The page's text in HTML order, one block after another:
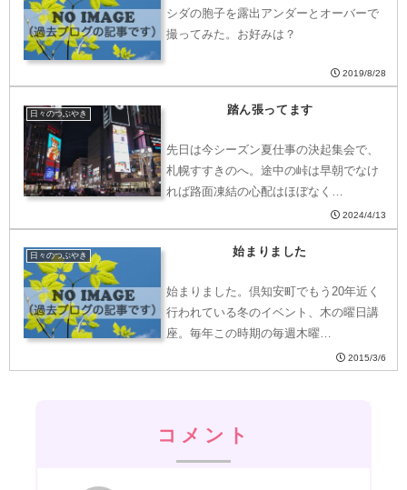
シダの胞子を露出アンダーとオーバーで
撮ってみた。お好みは？
2019/8/28
日々のつぶやき 踏ん張ってます
先日は今シーズン夏仕事の決起集会で、
札幌すすきのへ。途中の峠は早朝でなけ
れば路面凍結の心配はほぼなく…
2024/4/13
日々のつぶやき 始まりました
始まりました。倶知安町でもう20年近く
行われている冬のイベント、木の曜日講
座。毎年この時期の毎週木曜…
2015/3/6
コメント